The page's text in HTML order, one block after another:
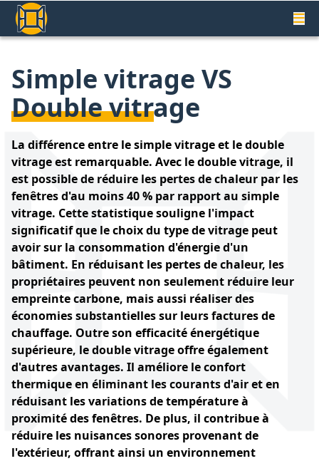
Simple vitrage VS
Double vitrage
La différence entre le simple vitrage et le double
vitrage est remarquable. Avec le double vitrage, il
est possible de réduire les pertes de chaleur par les
fenêtres d'au moins 40 % par rapport au simple
vitrage. Cette statistique souligne l'impact
significatif que le choix du type de vitrage peut
avoir sur la consommation d'énergie d'un
bâtiment. En réduisant les pertes de chaleur, les
propriétaires peuvent non seulement réduire leur
empreinte carbone, mais aussi réaliser des
économies substantielles sur leurs factures de
chauffage. Outre son efficacité énergétique
supérieure, le double vitrage offre également
d'autres avantages. Il améliore le confort
thermique en éliminant les courants d'air et en
réduisant les variations de température à
proximité des fenêtres. De plus, il contribue à
réduire les nuisances sonores provenant de
l'extérieur, offrant ainsi un environnement